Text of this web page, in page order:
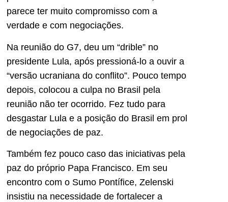
parece ter muito compromisso com a
verdade e com negociações.
Na reunião do G7, deu um “drible” no
presidente Lula, após pressioná-lo a ouvir a
“versão ucraniana do conflito”. Pouco tempo
depois, colocou a culpa no Brasil pela
reunião não ter ocorrido. Fez tudo para
desgastar Lula e a posição do Brasil em prol
de negociações de paz.
Também fez pouco caso das iniciativas pela
paz do próprio Papa Francisco. Em seu
encontro com o Sumo Pontífice, Zelenski
insistiu na necessidade de fortalecer a